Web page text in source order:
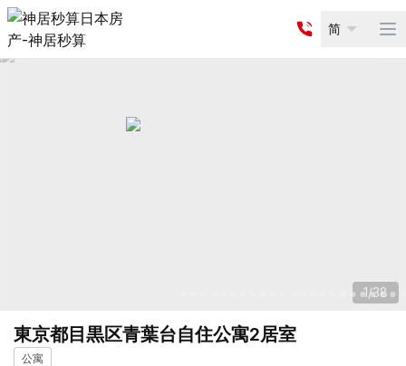
简
1/38
東京都目黒区青葉台自住公寓2居室
公寓